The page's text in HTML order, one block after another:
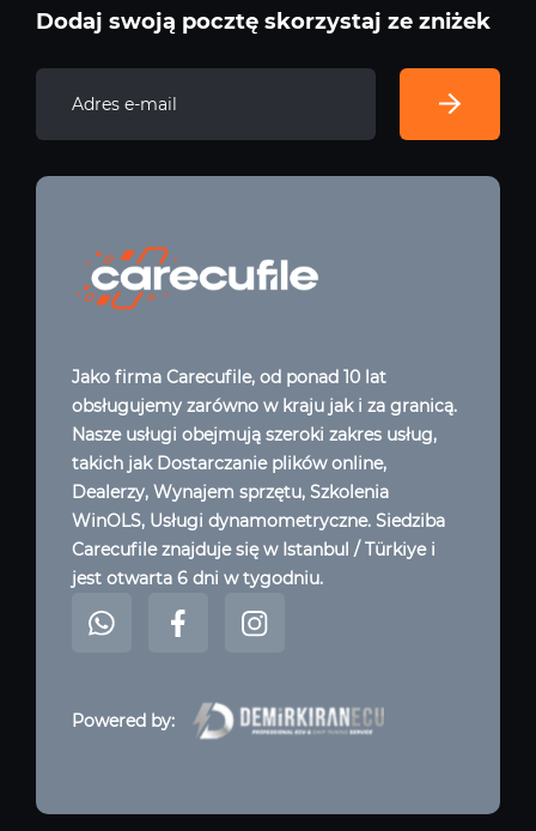
Dodaj swoją pocztę skorzystaj ze zniżek
Jako firma Carecufile, od ponad 10 lat
obsługujemy zarówno w kraju jak i za granicą.
Nasze usługi obejmują szeroki zakres usług,
takich jak Dostarczanie plików online,
Dealerzy, Wynajem sprzętu, Szkolenia
WinOLS, Usługi dynamometryczne. Siedziba
Carecufile znajduje się w Istanbul / Türkiye i
jest otwarta 6 dni w tygodniu.
Powered by: